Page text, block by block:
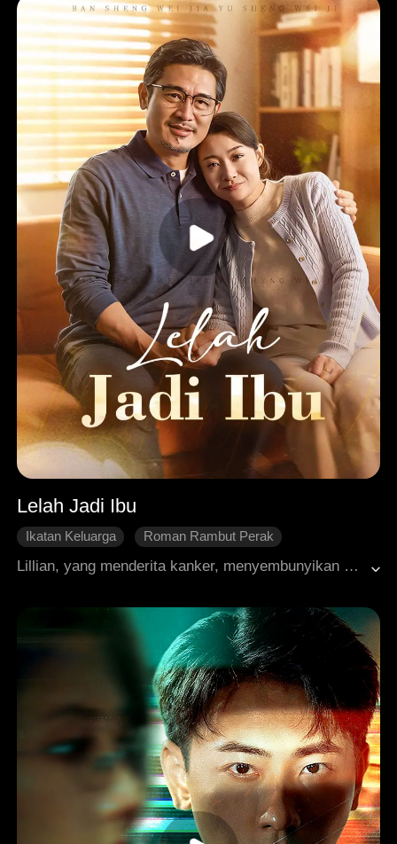
Lelah Jadi Ibu
Ikatan Keluarga
Roman Rambut Perak
Lillian, yang menderita kanker, menyembunyikan penyakitnya dan bekerja keras setiap hari di rumah putranya, Michael. Ketika akhirnya dia mengumpulkan keberanian untuk menikah lagi dengan Wesley, pria yang diam-diam mencintainya selama 30 tahun, putra dan menantunya melakukan segala cara untuk menghentikannya, bahkan mempermalukannya di depan umum hingga dia batuk darah dan jatuh pingsan. Tidak lama setelah kejadian itu, identitas sebenarnya Wesley terungkap: dia adalah pendiri sebuah perusahaan bernilai miliaran dolar. Menghadapi segala tipu muslihat putranya, mulai dari penipuan klaim asuransi hingga pernikahan paksa, Lillian merasa sangat kecewa dan memutuskan untuk menjalani hidup untuk dirinya sendiri. Pada akhirnya, operasinya berhasil, dan dia menghabiskan sisa hidupnya dengan damai bersama Wesley.